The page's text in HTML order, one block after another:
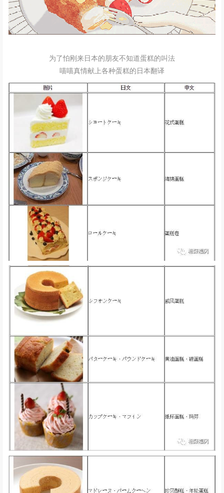
为了怕刚来日本的朋友不知道蛋糕的叫法
喵喵真情献上各种蛋糕的日本翻译